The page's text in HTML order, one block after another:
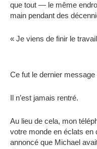
que tout — le même
main pendant des
« Je viens de finir le
Ce fut le dernier
Il n’est jamais rentré.
Au lieu de cela, mon
votre monde en éclats en
annoncé que Michael